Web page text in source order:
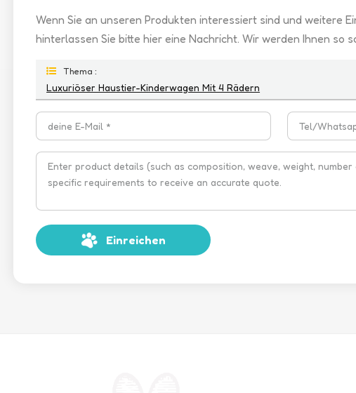
Wenn Sie an unseren Produkten interessiert sind und weitere
hinterlassen Sie bitte hier eine Nachricht. Wir werden Ihnen so
Thema :
Luxuriöser Haustier-Kinderwagen Mit 4 Rädern
Einreichen